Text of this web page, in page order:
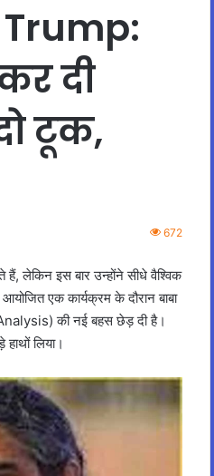
दी
टूक,
672
हैं, लेकिन इस बार उन्होंने सीधे वैश्विक
एक कार्यक्रम के दौरान बाबा
की नई बहस छेड़ दी है।
लिया।